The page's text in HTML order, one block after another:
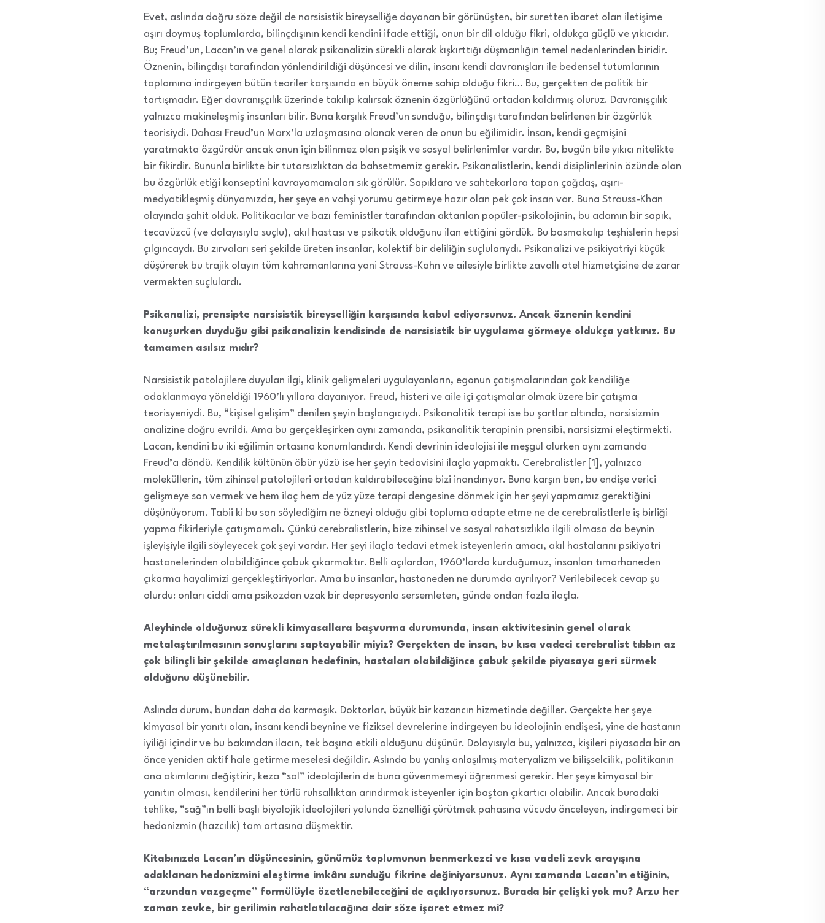
Evet, aslında doğru söze değil de narsisistik bireyselliğe dayanan bir görünüşten, bir suretten ibaret olan iletişime
aşırı doymuş toplumlarda, bilinçdışının kendi kendini ifade ettiği, onun bir dil olduğu fikri, oldukça güçlü ve yıkıcıdır.
Bu; Freud’un, Lacan’ın ve genel olarak psikanalizin sürekli olarak kışkırttığı düşmanlığın temel nedenlerinden biridir.
Öznenin, bilinçdışı tarafından yönlendirildiği düşüncesi ve dilin, insanı kendi davranışları ile bedensel tutumlarının
toplamına indirgeyen bütün teoriler karşısında en büyük öneme sahip olduğu fikri… Bu, gerçekten de politik bir
tartışmadır. Eğer davranışçılık üzerinde takılıp kalırsak öznenin özgürlüğünü ortadan kaldırmış oluruz. Davranışçılık
yalnızca makineleşmiş insanları bilir. Buna karşılık Freud’un sunduğu, bilinçdışı tarafından belirlenen bir özgürlük
teorisiydi. Dahası Freud’un Marx’la uzlaşmasına olanak veren de onun bu eğilimidir. İnsan, kendi geçmişini
yaratmakta özgürdür ancak onun için bilinmez olan psişik ve sosyal belirlenimler vardır. Bu, bugün bile yıkıcı nitelikte
bir fikirdir. Bununla birlikte bir tutarsızlıktan da bahsetmemiz gerekir. Psikanalistlerin, kendi disiplinlerinin özünde olan
bu özgürlük etiği konseptini kavrayamamaları sık görülür. Sapıklara ve sahtekarlara tapan çağdaş, aşırı-
medyatikleşmiş dünyamızda, her şeye en vahşi yorumu getirmeye hazır olan pek çok insan var. Buna Strauss-Khan
olayında şahit olduk. Politikacılar ve bazı feministler tarafından aktarılan popüler-psikolojinin, bu adamın bir sapık,
tecavüzcü (ve dolayısıyla suçlu), akıl hastası ve psikotik olduğunu ilan ettiğini gördük. Bu basmakalıp teşhislerin hepsi
çılgıncaydı. Bu zırvaları seri şekilde üreten insanlar, kolektif bir deliliğin suçlularıydı. Psikanalizi ve psikiyatriyi küçük
düşürerek bu trajik olayın tüm kahramanlarına yani Strauss-Kahn ve ailesiyle birlikte zavallı otel hizmetçisine de zarar
vermekten suçlulardı.
Psikanalizi, prensipte narsisistik bireyselliğin karşısında kabul ediyorsunuz. Ancak öznenin kendini
konuşurken duyduğu gibi psikanalizin kendisinde de narsisistik bir uygulama görmeye oldukça yatkınız. Bu
tamamen asılsız mıdır?
Narsisistik patolojilere duyulan ilgi, klinik gelişmeleri uygulayanların, egonun çatışmalarından çok kendiliğe
odaklanmaya yöneldiği 1960’lı yıllara dayanıyor. Freud, histeri ve aile içi çatışmalar olmak üzere bir çatışma
teorisyeniydi. Bu, “kişisel gelişim” denilen şeyin başlangıcıydı. Psikanalitik terapi ise bu şartlar altında, narsisizmin
analizine doğru evrildi. Ama bu gerçekleşirken aynı zamanda, psikanalitik terapinin prensibi, narsisizmi eleştirmekti.
Lacan, kendini bu iki eğilimin ortasına konumlandırdı. Kendi devrinin ideolojisi ile meşgul olurken aynı zamanda
Freud’a döndü. Kendilik kültünün öbür yüzü ise her şeyin tedavisini ilaçla yapmaktı. Cerebralistler [1], yalnızca
moleküllerin, tüm zihinsel patolojileri ortadan kaldırabileceğine bizi inandırıyor. Buna karşın ben, bu endişe verici
gelişmeye son vermek ve hem ilaç hem de yüz yüze terapi dengesine dönmek için her şeyi yapmamız gerektiğini
düşünüyorum. Tabii ki bu son söylediğim ne özneyi olduğu gibi topluma adapte etme ne de cerebralistlerle iş birliği
yapma fikirleriyle çatışmamalı. Çünkü cerebralistlerin, bize zihinsel ve sosyal rahatsızlıkla ilgili olmasa da beynin
işleyişiyle ilgili söyleyecek çok şeyi vardır. Her şeyi ilaçla tedavi etmek isteyenlerin amacı, akıl hastalarını psikiyatri
hastanelerinden olabildiğince çabuk çıkarmaktır. Belli açılardan, 1960’larda kurduğumuz, insanları tımarhaneden
çıkarma hayalimizi gerçekleştiriyorlar. Ama bu insanlar, hastaneden ne durumda ayrılıyor? Verilebilecek cevap şu
olurdu: onları ciddi ama psikozdan uzak bir depresyonla sersemleten, günde ondan fazla ilaçla.
Aleyhinde olduğunuz sürekli kimyasallara başvurma durumunda, insan aktivitesinin genel olarak
metalaştırılmasının sonuçlarını saptayabilir miyiz? Gerçekten de insan, bu kısa vadeci cerebralist tıbbın az
çok bilinçli bir şekilde amaçlanan hedefinin, hastaları olabildiğince çabuk şekilde piyasaya geri sürmek
olduğunu düşünebilir.
Aslında durum, bundan daha da karmaşık. Doktorlar, büyük bir kazancın hizmetinde değiller. Gerçekte her şeye
kimyasal bir yanıtı olan, insanı kendi beynine ve fiziksel devrelerine indirgeyen bu ideolojinin endişesi, yine de hastanın
iyiliği içindir ve bu bakımdan ilacın, tek başına etkili olduğunu düşünür. Dolayısıyla bu, yalnızca, kişileri piyasada bir an
önce yeniden aktif hale getirme meselesi değildir. Aslında bu yanlış anlaşılmış materyalizm ve bilişselcilik, politikanın
ana akımlarını değiştirir, keza “sol” ideolojilerin de buna güvenmemeyi öğrenmesi gerekir. Her şeye kimyasal bir
yanıtın olması, kendilerini her türlü ruhsallıktan arındırmak isteyenler için baştan çıkartıcı olabilir. Ancak buradaki
tehlike, “sağ”ın belli başlı biyolojik ideolojileri yolunda öznelliği çürütmek pahasına vücudu önceleyen, indirgemeci bir
hedonizmin (hazcılık) tam ortasına düşmektir.
Kitabınızda Lacan’ın düşüncesinin, günümüz toplumunun benmerkezci ve kısa vadeli zevk arayışına
odaklanan hedonizmini eleştirme imkânı sunduğu fikrine değiniyorsunuz. Aynı zamanda Lacan’ın etiğinin,
“arzundan vazgeçme” formülüyle özetlenebileceğini de açıklıyorsunuz. Burada bir çelişki yok mu? Arzu her
zaman zevke, bir gerilimin rahatlatılacağına dair söze işaret etmez mi?